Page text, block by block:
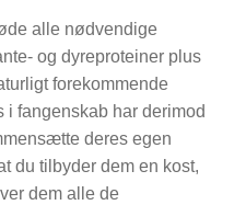
alle nødvendige
og dyreproteiner plus
forekommende
i fangenskab har derimod
deres egen
du tilbyder dem en kost,
dem alle de